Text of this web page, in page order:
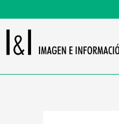
al
contenido